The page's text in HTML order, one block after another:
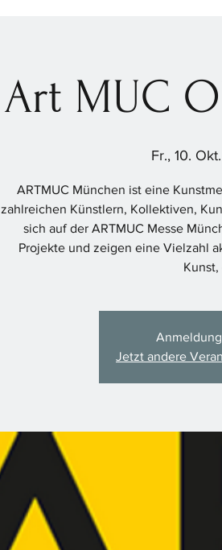
Art MUC
Fr., 10. Okt.
ARTMUC München ist eine
zahlreichen Künstlern, Kollektiven,
sich auf der ARTMUC Messe
Projekte und zeigen eine Vielzahl
Kunst,
Jetzt andere